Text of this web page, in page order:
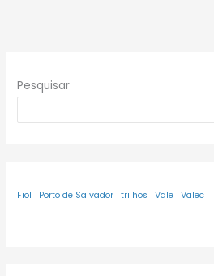
Pesquisar
Fiol Porto de Salvador trilhos Vale Valec